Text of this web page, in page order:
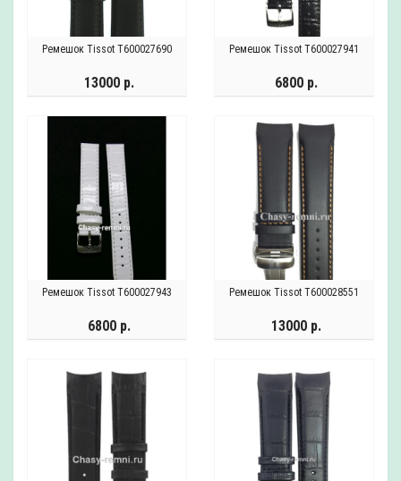
Ремешок Tissot T600027690
13000 р.
Ремешок Tissot T600027941
6800 р.
Ремешок Tissot T600027943
6800 р.
Ремешок Tissot T600028551
13000 р.